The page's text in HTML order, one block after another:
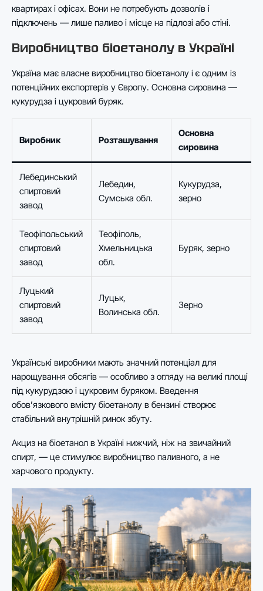
квартирах і офісах. Вони не потребують дозволів і
підключень — лише паливо і місце на підлозі або стіні.
Виробництво біоетанолу в Україні
Україна має власне виробництво біоетанолу і є одним із
потенційних експортерів у Європу. Основна сировина —
кукурудза і цукровий буряк.
Виробник Розташування
Основна
сировина
Лебединський
спиртовий
завод
Лебедин,
Сумська обл.
Кукурудза,
зерно
Теофіпольський
спиртовий
завод
Теофіполь,
Хмельницька
обл.
Буряк, зерно
Луцький
спиртовий
завод
Луцьк,
Волинська обл.
Зерно
Українські виробники мають значний потенціал для
нарощування обсягів — особливо з огляду на великі площі
під кукурудзою і цукровим буряком. Введення
обов’язкового вмісту біоетанолу в бензині створює
стабільний внутрішній ринок збуту.
Акциз на біоетанол в Україні нижчий, ніж на звичайний
спирт, — це стимулює виробництво паливного, а не
харчового продукту.